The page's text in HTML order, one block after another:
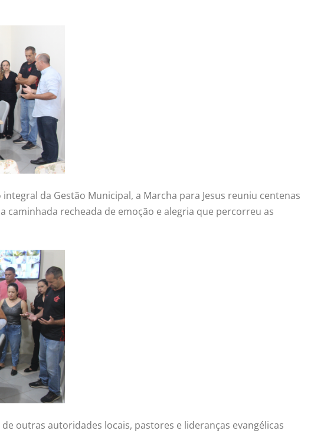
da Gestão Municipal, a Marcha para Jesus reuniu centenas
caminhada recheada de emoção e alegria que percorreu as
outras autoridades locais, pastores e lideranças evangélicas